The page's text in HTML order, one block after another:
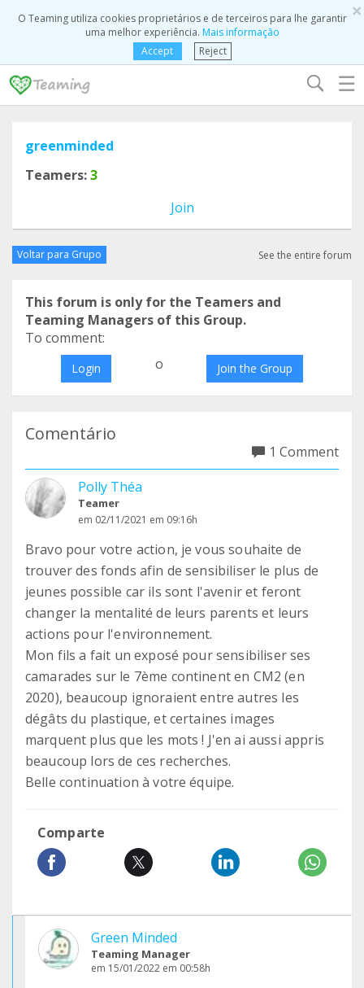
×
O Teaming utiliza cookies proprietários e de terceiros para lhe garantir
uma melhor experiência. Mais informação
Accept
Reject
☰
greenminded
Teamers:3
Join
Voltar para Grupo See the entire forum
This forum is only for the Teamers and
Teaming Managers of this Group.
To comment:
Login o Join the Group
Comentário
1 Comment
Polly Théa
Teamer
em 02/11/2021 em 09:16h
Bravo pour votre action, je vous souhaite de
trouver des fonds afin de sensibiliser le plus de
jeunes possible car ils sont l'avenir et feront
changer la mentalité de leurs parents et leurs
actions pour l'environnement.
Mon fils a fait un exposé pour sensibiliser ses
camarades sur le 7ème continent en CM2 (en
2020), beaucoup ignoraient entre autres les
dégâts du plastique, et certaines images
marquent plus que les mots ! J'en ai aussi appris
beaucoup lors de ces recherches.
Belle continuation à votre équipe.
Comparte
Green Minded
Teaming Manager
em 15/01/2022 em 00:58h